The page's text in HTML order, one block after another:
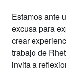
Estamos ante
excusa para
crear
trabajo de
invita a